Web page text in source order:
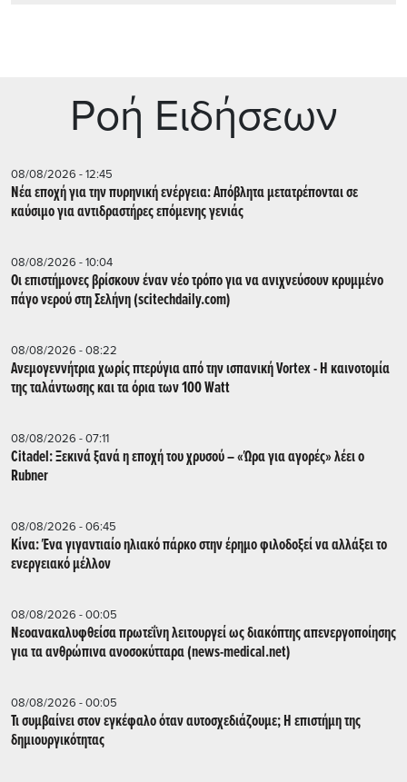
Ρoή Ειδήσεων
08/08/2026 - 12:45
Νέα εποχή για την πυρηνική ενέργεια: Απόβλητα μετατρέπονται σε
καύσιμο για αντιδραστήρες επόμενης γενιάς
08/08/2026 - 10:04
Οι επιστήμονες βρίσκουν έναν νέο τρόπο για να ανιχνεύσουν κρυμμένο
πάγο νερού στη Σελήνη (scitechdaily.com)
08/08/2026 - 08:22
Ανεμογεννήτρια χωρίς πτερύγια από την ισπανική Vortex - Η καινοτομία
της ταλάντωσης και τα όρια των 100 Watt
08/08/2026 - 07:11
Citadel: Ξεκινά ξανά η εποχή του χρυσού – «Ώρα για αγορές» λέει ο
Rubner
08/08/2026 - 06:45
Κίνα: Ένα γιγαντιαίο ηλιακό πάρκο στην έρημο φιλοδοξεί να αλλάξει το
ενεργειακό μέλλον
08/08/2026 - 00:05
Νεοανακαλυφθείσα πρωτεΐνη λειτουργεί ως διακόπτης απενεργοποίησης
για τα ανθρώπινα ανοσοκύτταρα (news-medical.net)
08/08/2026 - 00:05
Τι συμβαίνει στον εγκέφαλο όταν αυτοσχεδιάζουμε; Η επιστήμη της
δημιουργικότητας